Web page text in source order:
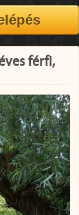
férfi,